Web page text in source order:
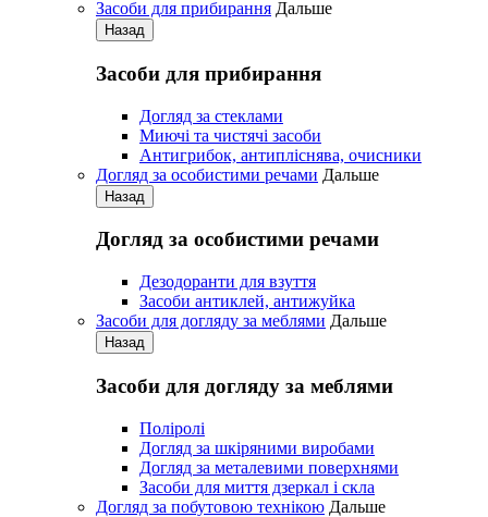
Засоби для прибирання Дальше
Назад
Засоби для прибирання
Догляд за стеклами
Миючі та чистячі засоби
Антигрибок, антипліснява, очисники
Догляд за особистими речами Дальше
Назад
Догляд за особистими речами
Дезодоранти для взуття
Засоби антиклей, антижуйка
Засоби для догляду за меблями Дальше
Назад
Засоби для догляду за меблями
Поліролі
Догляд за шкіряними виробами
Догляд за металевими поверхнями
Засоби для миття дзеркал і скла
Догляд за побутовою технікою Дальше